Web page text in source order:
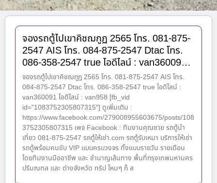
จองรถตู้ไปเขาคิชฌกูฏ 2565 โทร. 081-875-
2547 AIS โทร. 084-875-2547 Dtac โทร.
086-358-2547 true ไอดีไลน์ : van36009…
จองรถตู้ไปเขาคิชฌกูฏ 2565 โทร. 081-875-2547 AIS โทร.
084-875-2547 Dtac โทร. 086-358-2547 true ไอดีไลน์ :
van360091 ไอดีไลน์ : van958 [fb_vid
id=”1083752305807315″] ดูเพิ่มเติม :
https://www.facebook.com/279008955603675/posts/108
3752305807315 เพจ Facebook : ทีมงานคุณชาย รถตู้นำ
เที่ยว 081-875-2547 รถตู้ให้เช่า.com รถตู้รับเหมา บริการให้เช่า
รถตู้พร้อมคนขับ VIP แบบครบวงจร ทั้งแบบรายวัน รายเดือน
โดยทีมงานมืออาชีพ และ ชำนาญเส้นทาง พื้นที่กรุงเทพมหานคร
ปริมณฑล และ ต่างจังหวัด ทริป ไหนๆ ก็ ส